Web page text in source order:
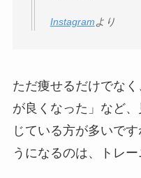
Instagramより
ただ痩せるだけでな
が良くなった」など
じている方が多いです
うになるのは、トレ